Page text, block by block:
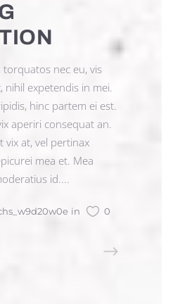
nec eu, vis
nihil expetendis in mei.
hinc partem ei est.
aperiri consequat an.
vix at, vel pertinax
mea et. Mea
id....
in
0